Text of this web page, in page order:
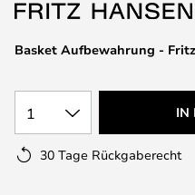
Basket Aufbewahrung -
1 IN
30 Tage Rückgaberecht